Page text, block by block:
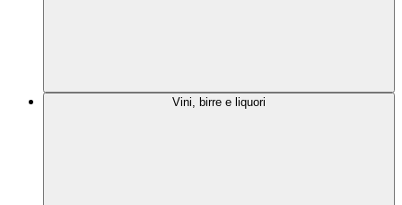
Vini, birre e liquori